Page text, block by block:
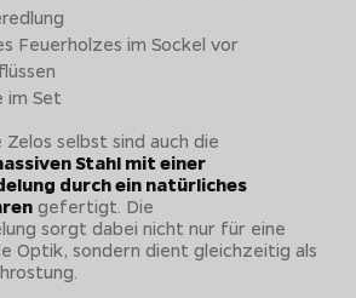
Feuerholzes im Sockel vor
im Set
selbst sind auch die
Stahl mit einer
durch ein natürliches
gefertigt. Die
sorgt dabei nicht nur für eine
Optik, sondern dient gleichzeitig als